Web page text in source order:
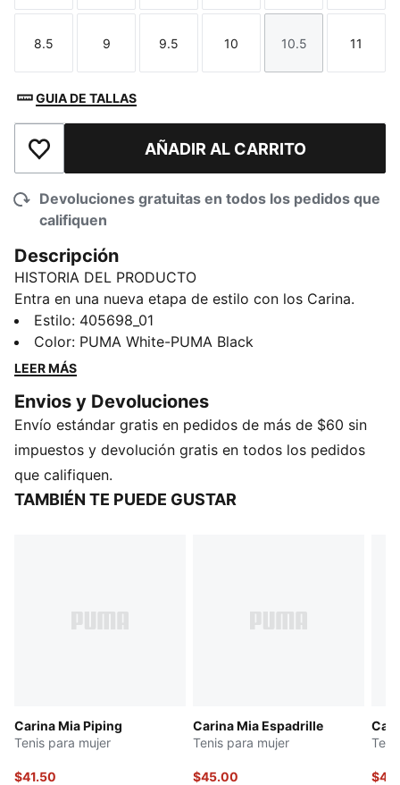
Talla
8.5
Talla
9
Talla
9.5
Talla
10
Talla
10.5
Talla
11
GUIA DE TALLAS
Añadir a la lista de deseosAÑADIR AL CARRITO
Devoluciones gratuitas en todos los pedidos que
califiquen
Descripción
HISTORIA DEL PRODUCTO
Entra en una nueva etapa de estilo con los Carina.
Inspirados en la energía atemporal del tenis, estos
tenis aportan un aire fresco perfecto para el ajetreo
diario. Con su diseño sencillo y su encanto natural, te
salidas vespertinas, asegurándose de que lo hagas
con un toque de estilo adicional.
CARACTERÍSTICAS Y VENTAJAS
SOFTFOAM+: Plantilla cómoda, diseñada con un talón
extra grueso para proporcionar una amortiguación
Estilo: 405698_01
Color: PUMA White-PUMA Black
LEER MÁS
Envios y Devoluciones
Envío estándar gratis en pedidos de más de $60 sin
impuestos y devolución gratis en todos los pedidos
que califiquen.
TAMBIÉN TE PUEDE GUSTAR
Carina Mia Piping
Tenis para mujer
$41.50
Carina Mia Espadrille
Tenis para mujer
$45.00